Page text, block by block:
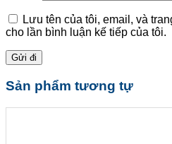
Lưu tên của tôi, email, và
cho lần bình luận kế tiếp của tôi.
Sản phẩm tương tự